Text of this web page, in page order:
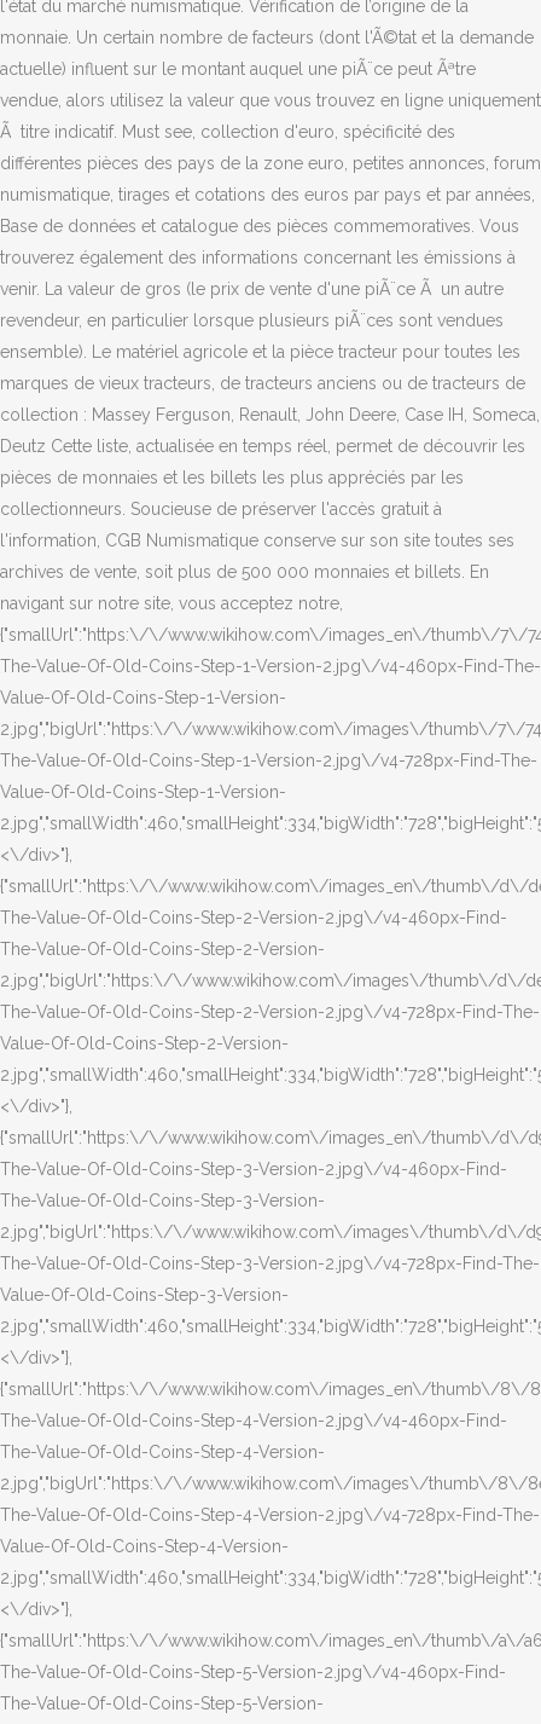
l'état du marché numismatique. Vérification de l’origine de la
monnaie. Un certain nombre de facteurs (dont l'Ã©tat et la demande
actuelle) influent sur le montant auquel une piÃ¨ce peut Ãªtre
vendue, alors utilisez la valeur que vous trouvez en ligne uniquement
Ã titre indicatif. Must see, collection d'euro, spécificité des
différentes pièces des pays de la zone euro, petites annonces, forum
numismatique, tirages et cotations des euros par pays et par années,
Base de données et catalogue des pièces commemoratives. Vous
trouverez également des informations concernant les émissions à
venir. La valeur de gros (le prix de vente d'une piÃ¨ce Ã un autre
revendeur, en particulier lorsque plusieurs piÃ¨ces sont vendues
ensemble). Le matériel agricole et la pièce tracteur pour toutes les
marques de vieux tracteurs, de tracteurs anciens ou de tracteurs de
collection : Massey Ferguson, Renault, John Deere, Case IH, Someca,
Deutz Cette liste, actualisée en temps réel, permet de découvrir les
pièces de monnaies et les billets les plus appréciés par les
collectionneurs. Soucieuse de préserver l'accès gratuit à
l'information, CGB Numismatique conserve sur son site toutes ses
archives de vente, soit plus de 500 000 monnaies et billets. En
navigant sur notre site, vous acceptez notre,
{"smallUrl":"https:\/\/www.wikihow.com\/images_en\/thumb\/7\/
The-Value-Of-Old-Coins-Step-1-Version-2.jpg\/v4-460px-Find-The-
Value-Of-Old-Coins-Step-1-Version-
2.jpg","bigUrl":"https:\/\/www.wikihow.com\/images\/thumb\/7\/
The-Value-Of-Old-Coins-Step-1-Version-2.jpg\/v4-728px-Find-The-
Value-Of-Old-Coins-Step-1-Version-
<\/div>"},
{"smallUrl":"https:\/\/www.wikihow.com\/images_en\/thumb\/d\/
The-Value-Of-Old-Coins-Step-2-Version-2.jpg\/v4-460px-Find-
The-Value-Of-Old-Coins-Step-2-Version-
2.jpg","bigUrl":"https:\/\/www.wikihow.com\/images\/thumb\/d\/
The-Value-Of-Old-Coins-Step-2-Version-2.jpg\/v4-728px-Find-The-
Value-Of-Old-Coins-Step-2-Version-
<\/div>"},
{"smallUrl":"https:\/\/www.wikihow.com\/images_en\/thumb\/d\/
The-Value-Of-Old-Coins-Step-3-Version-2.jpg\/v4-460px-Find-
The-Value-Of-Old-Coins-Step-3-Version-
2.jpg","bigUrl":"https:\/\/www.wikihow.com\/images\/thumb\/d\/
The-Value-Of-Old-Coins-Step-3-Version-2.jpg\/v4-728px-Find-The-
Value-Of-Old-Coins-Step-3-Version-
<\/div>"},
{"smallUrl":"https:\/\/www.wikihow.com\/images_en\/thumb\/8\/
The-Value-Of-Old-Coins-Step-4-Version-2.jpg\/v4-460px-Find-
The-Value-Of-Old-Coins-Step-4-Version-
2.jpg","bigUrl":"https:\/\/www.wikihow.com\/images\/thumb\/8\/
The-Value-Of-Old-Coins-Step-4-Version-2.jpg\/v4-728px-Find-The-
Value-Of-Old-Coins-Step-4-Version-
<\/div>"},
{"smallUrl":"https:\/\/www.wikihow.com\/images_en\/thumb\/a\/
The-Value-Of-Old-Coins-Step-5-Version-2.jpg\/v4-460px-Find-
The-Value-Of-Old-Coins-Step-5-Version-